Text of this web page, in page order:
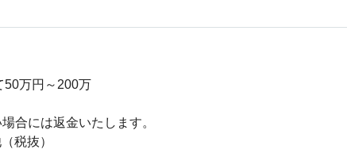
50万円～200万
合には返金いたします。
税抜）